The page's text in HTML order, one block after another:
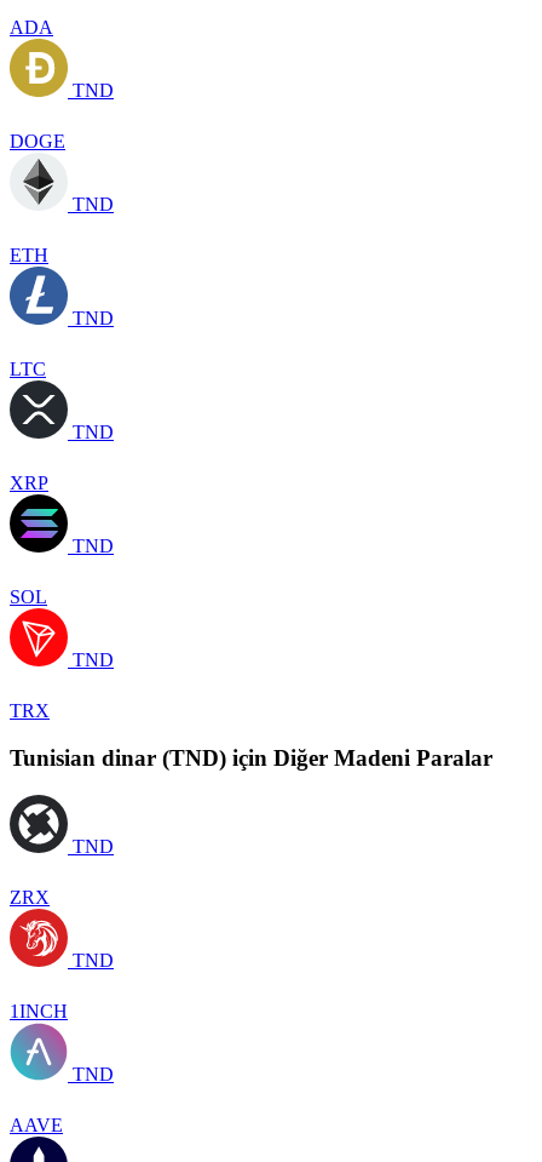
ADA
TND
DOGE
TND
ETH
TND
LTC
TND
XRP
TND
SOL
TND
TRX
Tunisian dinar (TND) için Diğer Madeni Paralar
TND
ZRX
TND
1INCH
TND
AAVE